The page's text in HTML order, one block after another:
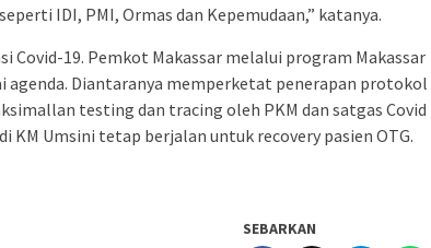
IDI, PMI, Ormas dan Kepemudaan,” katanya.
Covid-19. Pemkot Makassar melalui program Makassar
agenda. Diantaranya memperketat penerapan protokol
testing dan tracing oleh PKM dan satgas Covid
KM Umsini tetap berjalan untuk recovery pasien OTG.
SEBARKAN